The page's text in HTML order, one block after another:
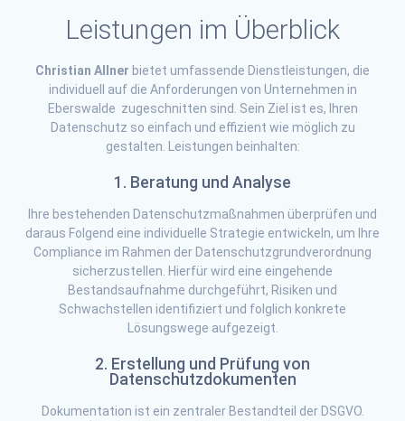
Leistungen im Überblick
Christian Allner bietet umfassende Dienstleistungen, die
individuell auf die Anforderungen von Unternehmen in
Eberswalde zugeschnitten sind. Sein Ziel ist es, Ihren
Datenschutz so einfach und effizient wie möglich zu
gestalten. Leistungen beinhalten:
1. Beratung und Analyse
Ihre bestehenden Datenschutzmaßnahmen überprüfen und
daraus Folgend eine individuelle Strategie entwickeln, um Ihre
Compliance im Rahmen der Datenschutzgrundverordnung
sicherzustellen. Hierfür wird eine eingehende
Bestandsaufnahme durchgeführt, Risiken und
Schwachstellen identifiziert und folglich konkrete
Lösungswege aufgezeigt.
2. Erstellung und Prüfung von
Datenschutzdokumenten
Dokumentation ist ein zentraler Bestandteil der DSGVO.